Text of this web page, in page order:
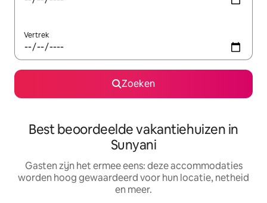
Vertrek
Zoeken
Best beoordeelde vakantiehuizen in
Sunyani
Gasten zijn het ermee eens: deze accommodaties
worden hoog gewaardeerd voor hun locatie, netheid
en meer.